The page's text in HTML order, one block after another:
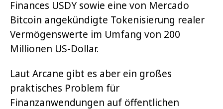
Finances USDY sowie eine von Mercado
Bitcoin angekündigte Tokenisierung realer
Vermögenswerte im Umfang von 200
Millionen US-Dollar.
Laut Arcane gibt es aber ein großes
praktisches Problem für
Finanzanwendungen auf öffentlichen